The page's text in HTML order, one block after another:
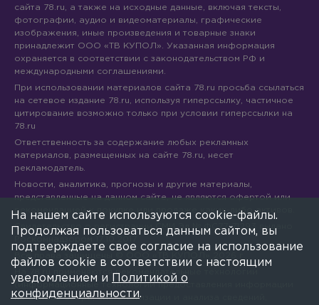
сайта 78.ru, а также на исходные данные, включая тексты,
фотографии, аудио и видеоматериалы, графические
изображения, иные произведения и товарные знаки
принадлежит ООО «ТВ КУПОЛ». Указанная информация
охраняется в соответствии с законодательством РФ и
международными соглашениями.
При использовании материалов сайта 78.ru просьба ссылаться
на сетевое издание 78.ru, используя гиперссылку, частичное
цитирование возможно только при условии гиперссылки на
78.ru
Ответственность за содержание любых рекламных
материалов, размещенных на сайте 78.ru, несет
рекламодатель.
Новости, аналитика, прогнозы и другие материалы,
представленные на данном сайте, не являются офертой или
рекомендацией к покупке или продаже каких-либо активов.
Свидетельство о регистрации СМИ Эл № ФС77-71293 выдано
Все права защищены © ООО «ТВ КУПОЛ»
На 78.ru применяются рекомендательные технологии
(информационные технологии предоставления информации
на основе сбора, систематизации и анализа сведений,
На нашем сайте используются cookie-файлы.
Продолжая пользоваться данным сайтом, вы
подтверждаете свое согласие на использование
файлов cookie в соответствии с настоящим
уведомлением и
Политикой о
конфиденциальности.